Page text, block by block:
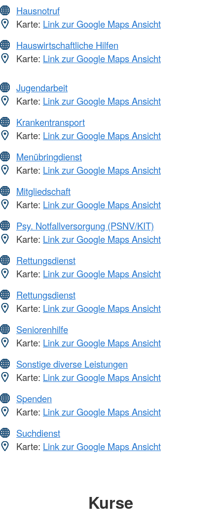
Hausnotruf
Karte: Link zur Google Maps Ansicht
Hauswirtschaftliche Hilfen
Karte: Link zur Google Maps Ansicht
Jugendarbeit
Karte: Link zur Google Maps Ansicht
Krankentransport
Karte: Link zur Google Maps Ansicht
Menübringdienst
Karte: Link zur Google Maps Ansicht
Mitgliedschaft
Karte: Link zur Google Maps Ansicht
Psy. Notfallversorgung (PSNV/KIT)
Karte: Link zur Google Maps Ansicht
Rettungsdienst
Karte: Link zur Google Maps Ansicht
Rettungsdienst
Karte: Link zur Google Maps Ansicht
Seniorenhilfe
Karte: Link zur Google Maps Ansicht
Sonstige diverse Leistungen
Karte: Link zur Google Maps Ansicht
Spenden
Karte: Link zur Google Maps Ansicht
Suchdienst
Karte: Link zur Google Maps Ansicht
Kurse